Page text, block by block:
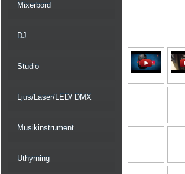
Mixerbord
DJ
Studio
Ljus/Laser/LED/ DMX
Musikinstrument
Uthyrning